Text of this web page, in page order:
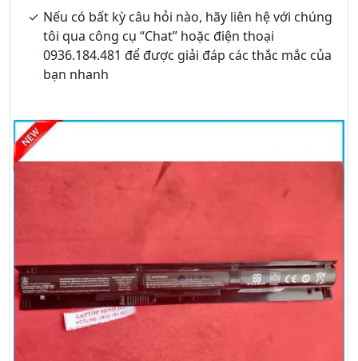
Nếu có bất kỳ câu hỏi nào, hãy liên hệ với chúng
tôi qua công cụ “Chat” hoặc điện thoại
0936.184.481 để được giải đáp các thắc mắc của
bạn nhanh